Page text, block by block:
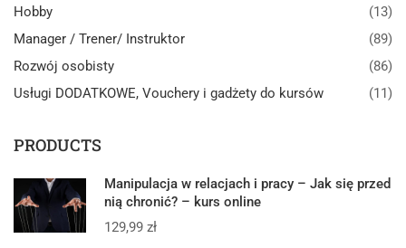
Hobby
(13)
Manager / Trener/ Instruktor
(89)
Rozwój osobisty
(86)
Usługi DODATKOWE, Vouchery i gadżety do kursów
(11)
PRODUCTS
Manipulacja w relacjach i pracy – Jak się przed
nią chronić? – kurs online
129,99 zł